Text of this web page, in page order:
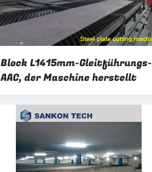
Block L1415mm-Gleitführungs-
AAC, der Maschine herstellt